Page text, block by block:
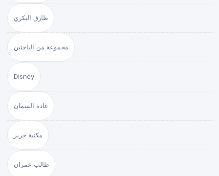
طارق البكري
مجموعة من الباحثين
Disney
غادة السمان
مكتبة جرير
طالب عمران